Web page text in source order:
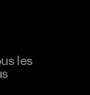
les